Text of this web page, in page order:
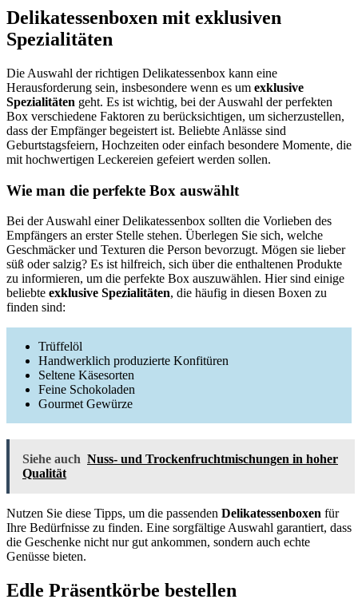
Delikatessenboxen mit exklusiven
Spezialitäten
Die Auswahl der richtigen Delikatessenbox kann eine
Herausforderung sein, insbesondere wenn es um exklusive
Spezialitäten geht. Es ist wichtig, bei der Auswahl der perfekten
Box verschiedene Faktoren zu berücksichtigen, um sicherzustellen,
dass der Empfänger begeistert ist. Beliebte Anlässe sind
Geburtstagsfeiern, Hochzeiten oder einfach besondere Momente, die
mit hochwertigen Leckereien gefeiert werden sollen.
Wie man die perfekte Box auswählt
Bei der Auswahl einer Delikatessenbox sollten die Vorlieben des
Empfängers an erster Stelle stehen. Überlegen Sie sich, welche
Geschmäcker und Texturen die Person bevorzugt. Mögen sie lieber
süß oder salzig? Es ist hilfreich, sich über die enthaltenen Produkte
zu informieren, um die perfekte Box auszuwählen. Hier sind einige
beliebte exklusive Spezialitäten, die häufig in diesen Boxen zu
finden sind:
Trüffelöl
Handwerklich produzierte Konfitüren
Seltene Käsesorten
Feine Schokoladen
Gourmet Gewürze
Siehe auch Nuss- und Trockenfruchtmischungen in hoher
Qualität
Nutzen Sie diese Tipps, um die passenden Delikatessenboxen für
Ihre Bedürfnisse zu finden. Eine sorgfältige Auswahl garantiert, dass
die Geschenke nicht nur gut ankommen, sondern auch echte
Genüsse bieten.
Edle Präsentkörbe bestellen